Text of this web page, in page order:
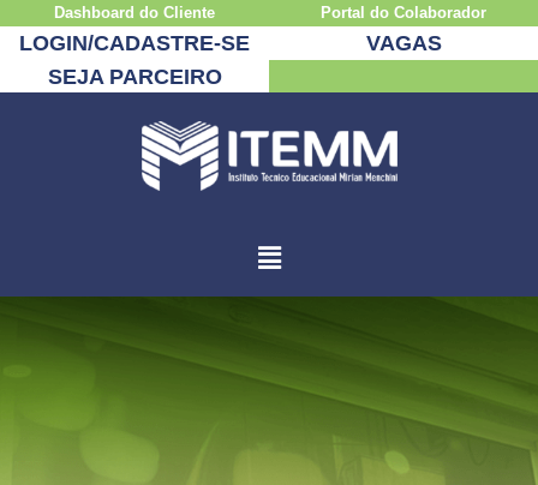
Dashboard do Cliente Portal do Colaborador
LOGIN/CADASTRE-SE
VAGAS
SEJA PARCEIRO